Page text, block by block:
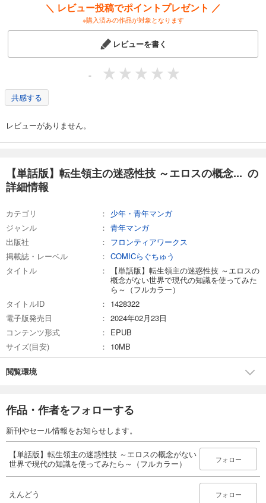
あらすじを表示する
試し読み
あらすじを表示する
試し読み
143円 (税込)
続巻入荷
あらすじを表示する
＼ レビュー投稿でポイントプレゼント ／
※購入済みの作品が対象となります
レビューを書く
-
共感する
レビューがありません。
【単話版】転生領主の迷惑性技 ～エロスの概念... の
詳細情報
カテゴリ
少年・青年マンガ
ジャンル
青年マンガ
出版社
フロンティアワークス
掲載誌・レーベル
COMICらぐちゅう
タイトル
【単話版】転生領主の迷惑性技 ～エロスの
概念がない世界で現代の知識を使ってみた
ら～（フルカラー）
タイトルID
1428322
電子版発売日
2024年02月23日
コンテンツ形式
EPUB
サイズ(目安)
10MB
閲覧環境
作品・作者をフォローする
新刊やセール情報をお知らせします。
【単話版】転生領主の迷惑性技 ～エロスの概念がない
世界で現代の知識を使ってみたら～（フルカラー）
フォロー
えんどう フォロー